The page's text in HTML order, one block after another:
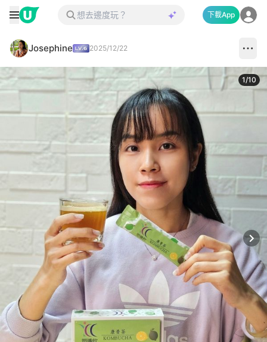
下載App
Josephine 2025/12/22
1/10